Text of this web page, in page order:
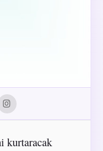
kurtaracak